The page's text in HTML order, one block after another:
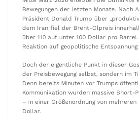
Bewegungen der letzten Monate. Nach
Präsident Donald Trump über
dem Iran fiel der Brent-Ölpreis
über 110 auf unter 100 Dollar pro
Reaktion auf geopolitische
Doch der eigentliche Punkt in dieser
der Preisbewegung selbst, sondern im
Denn bereits Minuten vor Trumps
Kommunikation wurden massive Short-
– in einer Größenordnung von
Dollar.